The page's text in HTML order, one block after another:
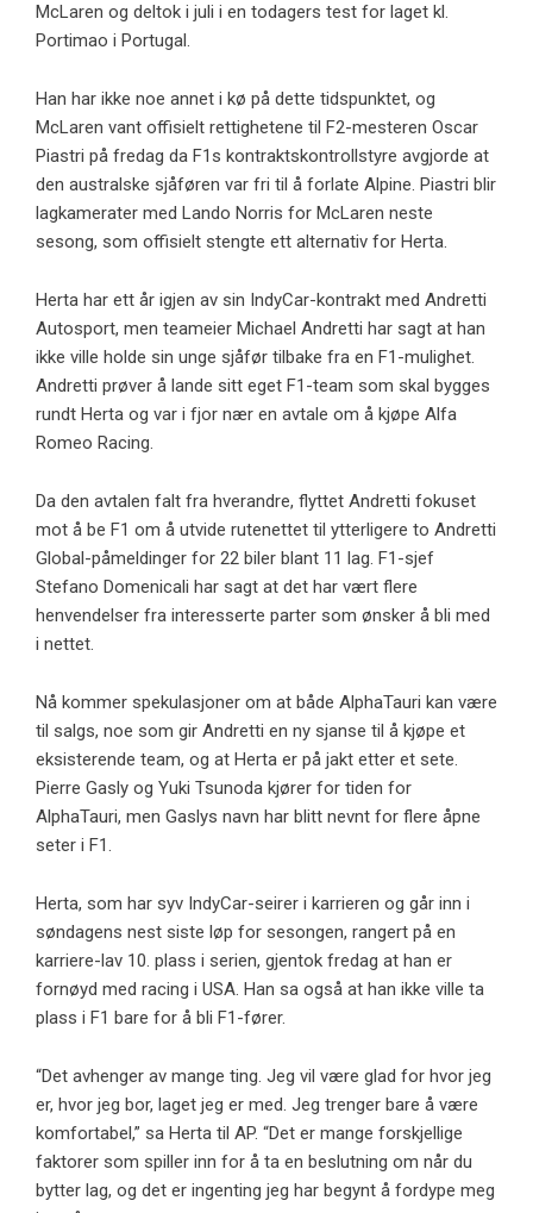
McLaren og deltok i juli i en todagers test for laget kl.
Portimao i Portugal.
Han har ikke noe annet i kø på dette tidspunktet, og
McLaren vant offisielt rettighetene til F2-mesteren Oscar
Piastri på fredag ​​da F1s kontraktskontrollstyre avgjorde at
den australske sjåføren var fri til å forlate Alpine. Piastri blir
lagkamerater med Lando Norris for McLaren neste
sesong, som offisielt stengte ett alternativ for Herta.
Herta har ett år igjen av sin IndyCar-kontrakt med Andretti
Autosport, men teameier Michael Andretti har sagt at han
ikke ville holde sin unge sjåfør tilbake fra en F1-mulighet.
Andretti prøver å lande sitt eget F1-team som skal bygges
rundt Herta og var i fjor nær en avtale om å kjøpe Alfa
Romeo Racing.
Da den avtalen falt fra hverandre, flyttet Andretti fokuset
mot å be F1 om å utvide rutenettet til ytterligere to Andretti
Global-påmeldinger for 22 biler blant 11 lag. F1-sjef
Stefano Domenicali har sagt at det har vært flere
henvendelser fra interesserte parter som ønsker å bli med
i nettet.
Nå kommer spekulasjoner om at både AlphaTauri kan være
til salgs, noe som gir Andretti en ny sjanse til å kjøpe et
eksisterende team, og at Herta er på jakt etter et sete.
Pierre Gasly og Yuki Tsunoda kjører for tiden for
AlphaTauri, men Gaslys navn har blitt nevnt for flere åpne
seter i F1.
Herta, som har syv IndyCar-seirer i karrieren og går inn i
søndagens nest siste løp for sesongen, rangert på en
karriere-lav 10. plass i serien, gjentok fredag ​​at han er
fornøyd med racing i USA. Han sa også at han ikke ville ta
plass i F1 bare for å bli F1-fører.
“Det avhenger av mange ting. Jeg vil være glad for hvor jeg
er, hvor jeg bor, laget jeg er med. Jeg trenger bare å være
komfortabel,” sa Herta til AP. “Det er mange forskjellige
faktorer som spiller inn for å ta en beslutning om når du
bytter lag, og det er ingenting jeg har begynt å fordype meg